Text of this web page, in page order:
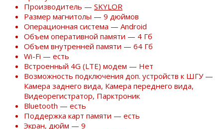
Производитель — SKYLOR
Размер магнитолы — 9 дюймов
Операционная система — Android
Объем оперативной памяти — 4 Гб
Объем внутренней памяти — 64 Гб
Wi-Fi — есть
Встроенный 4G (LTE) модем — Нет
Возможность подключения доп. устройств к ШГУ —
Камера заднего вида, Камера переднего вида,
Видеорегистратор, Парктроник
Bluetooth — есть
Поддержка карт памяти — есть
Экран, дюйм — 9